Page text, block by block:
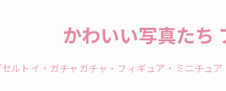
かわいい写真たち
ルトイ・ガチャガチャ・フィギュア・ミニチュ